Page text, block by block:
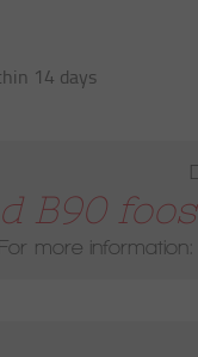
14 days
B90
For more information: